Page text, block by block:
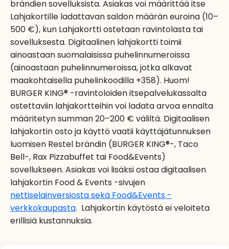
brändien sovelluksista. Asiakas voi määrittää itse
Lahjakortille ladattavan saldon määrän euroina (10–
500 €), kun Lahjakortti ostetaan ravintolasta tai
sovelluksesta. Digitaalinen lahjakortti toimii
ainoastaan suomalaisissa puhelinnumeroissa
(ainoastaan puhelinnumeroissa, jotka alkavat
maakohtaisella puhelinkoodilla +358). Huom!
BURGER KING® -ravintoloiden itsepalvelukassalta
ostettaviin lahjakortteihin voi ladata arvoa ennalta
määritetyn summan 20–200 € väliltä. Digitaalisen
lahjakortin osto ja käyttö vaatii käyttäjätunnuksen
luomisen Restel brändin (BURGER KING®-, Taco
Bell-, Rax Pizzabuffet tai Food&Events)
sovellukseen. Asiakas voi lisäksi ostaa digitaalisen
lahjakortin Food & Events -sivujen
nettiselainversiosta sekä Food&Events -
verkkokaupasta. Lahjakortin käytöstä ei veloiteta
erillisiä kustannuksia.